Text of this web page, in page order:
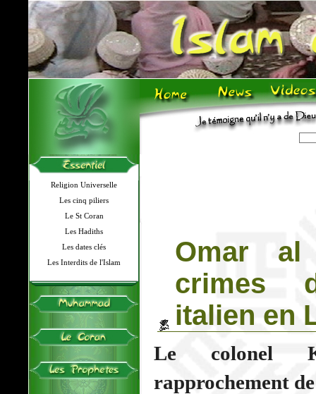
Religion Universelle
Les cinq piliers
Le St Coran
Les Hadiths
Les dates clés
Les Interdits de l'Islam
Omar
crimes
italien en
Le colonel
rapprochement